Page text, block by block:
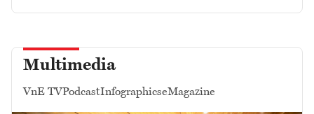
Multimedia
VnE TVPodcastInfographicseMagazine